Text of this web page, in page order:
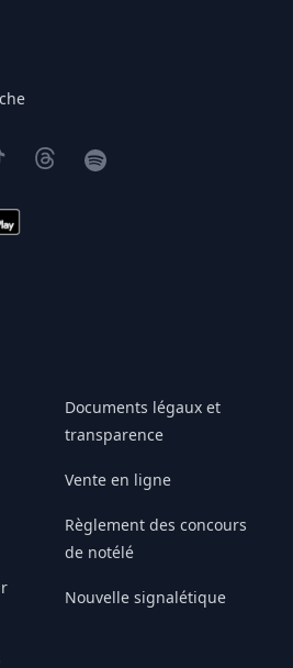
ThreadsSpotify
journalistique
Documents légaux et
transparence
Vente en ligne
Règlement des concours
de notélé
Nouvelle signalétique